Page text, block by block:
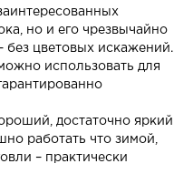
но и его чрезвычайно
без цветовых искажений.
использовать для
достаточно яркий
работать что зимой,
– практически